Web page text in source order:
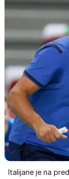
Italijane je na